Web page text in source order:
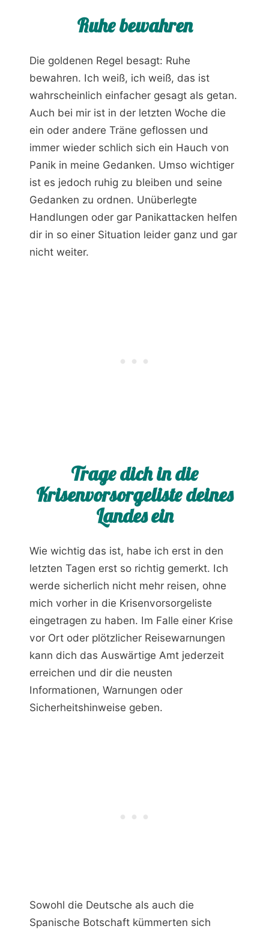
Ruhe bewahren
Die goldenen Regel besagt: Ruhe
bewahren. Ich weiß, ich weiß, das ist
wahrscheinlich einfacher gesagt als getan.
Auch bei mir ist in der letzten Woche die
ein oder andere Träne geflossen und
immer wieder schlich sich ein Hauch von
Panik in meine Gedanken. Umso wichtiger
ist es jedoch ruhig zu bleiben und seine
Gedanken zu ordnen. Unüberlegte
Handlungen oder gar Panikattacken helfen
dir in so einer Situation leider ganz und gar
nicht weiter.
Trage dich in die
Krisenvorsorgeliste deines
Landes ein
Wie wichtig das ist, habe ich erst in den
letzten Tagen erst so richtig gemerkt. Ich
werde sicherlich nicht mehr reisen, ohne
mich vorher in die Krisenvorsorgeliste
eingetragen zu haben. Im Falle einer Krise
vor Ort oder plötzlicher Reisewarnungen
kann dich das Auswärtige Amt jederzeit
erreichen und dir die neusten
Informationen, Warnungen oder
Sicherheitshinweise geben.
Sowohl die Deutsche als auch die
Spanische Botschaft kümmerten sich